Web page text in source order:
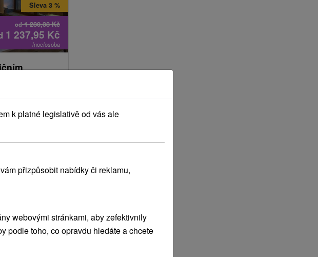
od1 280,38Kč
Sleva 3 %
1 237,95 Kč
/noc/osoba
se
večery s
a slevy na e-
k platné legislativě od vás ale
přizpůsobit nabídky či reklamu,
webovými stránkami, aby zefektivnily
podle toho, co opravdu hledáte a chcete